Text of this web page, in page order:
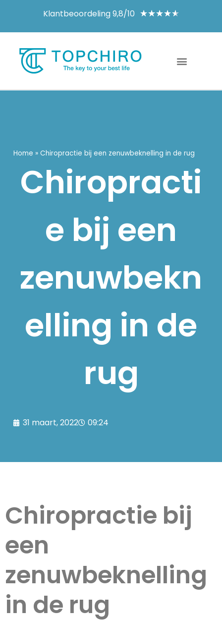
Klantbeoordeling 9,8/10 ★★★★★
Home » Chiropractie bij een zenuwbeknelling in de rug
Chiropracti
e bij een
zenuwbekn
elling in de
rug
31 maart, 2022 09:24
Chiropractie bij
een
zenuwbeknelling
in de rug